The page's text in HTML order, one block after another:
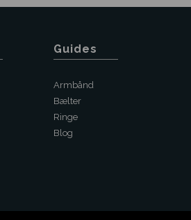
Guides
Armbånd
Bælter
Ringe
Blog